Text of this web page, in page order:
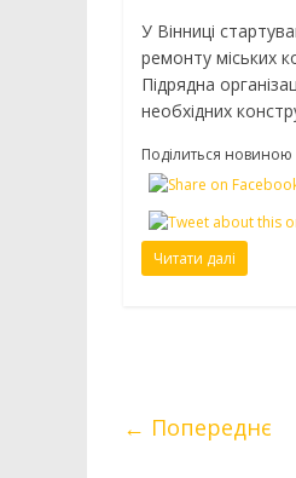
У Вінниці
ремонту міських
Підрядна
необхідних
Поділиться новиною
Читати далі
← Попереднє